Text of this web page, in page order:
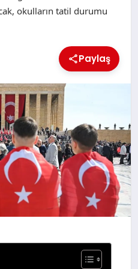
okulların tatil durumu
Paylaş